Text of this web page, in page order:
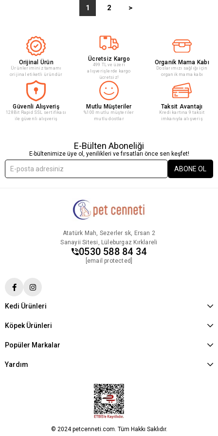
1 2 >
Orijinal Ürün
Ürünleriminiz tamamı
orijinal etiketli üründür
Ücretsiz Kargo
499 TL ve üzeri
alışverişlerde kargo
ücretsiz!
Organik Mama Kabı
Doslarımızı sağlığı için
organik mama kabı
Güvenli Alışveriş
128Bit Rapid SSL sertifikası
ile güvenli alışveriş
Mutlu Müşteriler
%100 mutlu müşteriler
mutlu dostlar
Taksit Avantajı
Kredi kartına 9 taksit
imkanıyla alışveriş
E-Bülten Aboneliği
E-bültenimize üye ol, yenilikleri ve fırsatları önce sen keşfet!
ABONE OL
Atatürk Mah, Sezerler sk, Ersan 2
Sanayii Sitesi, Lüleburgaz Kırklareli
0530 588 84 34
[email protected]
Kedi Ürünleri
Köpek Ürünleri
Popüler Markalar
Yardım
© 2024 petcenneti.com. Tüm Hakkı Saklıdır.